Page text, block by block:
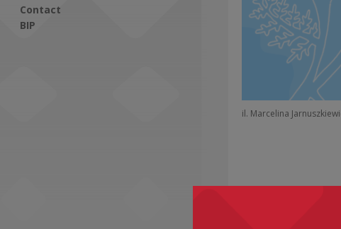
Contact
BIP
il. Marcelina